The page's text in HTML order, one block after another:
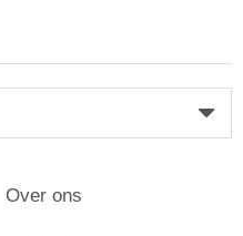
Over ons